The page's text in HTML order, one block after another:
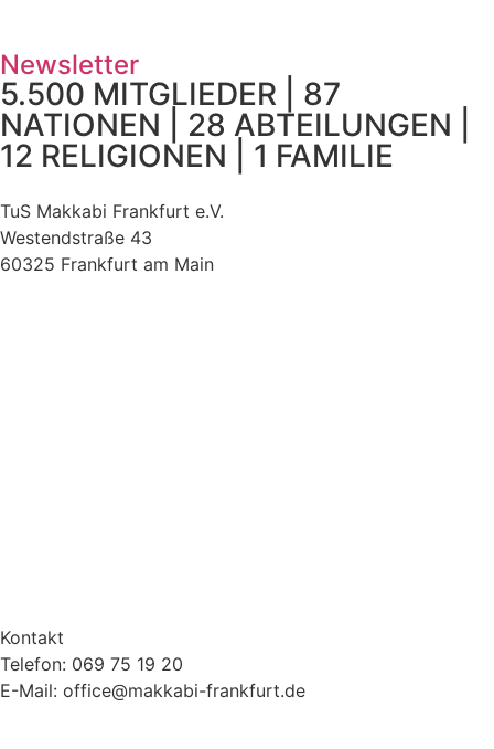
Newsletter
5.500 MITGLIEDER | 87
NATIONEN | 28 ABTEILUNGEN |
12 RELIGIONEN | 1 FAMILIE
TuS Makkabi Frankfurt e.V.
Westendstraße 43
60325 Frankfurt am Main
Kontakt
Telefon: 069 75 19 20
E-Mail: office@makkabi-frankfurt.de